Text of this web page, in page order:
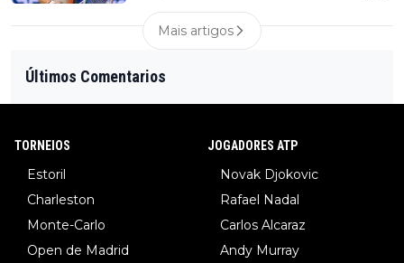
Mais artigos
Últimos Comentarios
TORNEIOS
Estoril
Charleston
Monte-Carlo
Open de Madrid
JOGADORES ATP
Novak Djokovic
Rafael Nadal
Carlos Alcaraz
Andy Murray